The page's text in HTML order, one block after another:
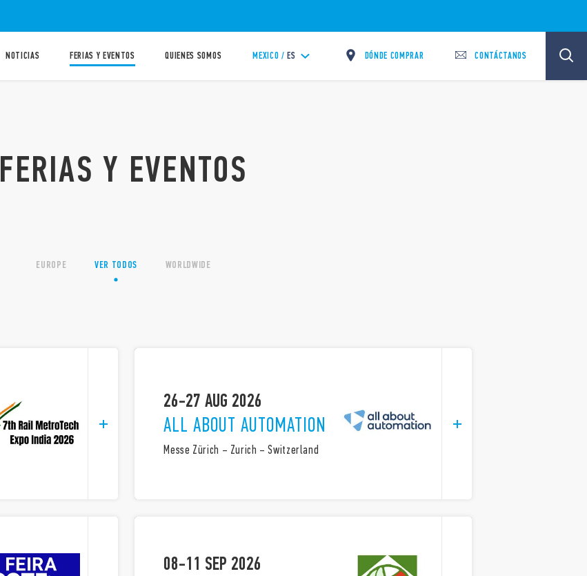
NOTICIAS FERIAS Y EVENTOS QUIENES SOMOS MEXICO / ES DÓNDE COMPRAR CONTÁCTANOS
FERIAS Y EVENTOS
EUROPE VER TODOS WORLDWIDE
26-27 AUG 2026
ALL ABOUT AUTOMATION
Messe Zürich – Zurich – Switzerland
08-11 SEP 2026